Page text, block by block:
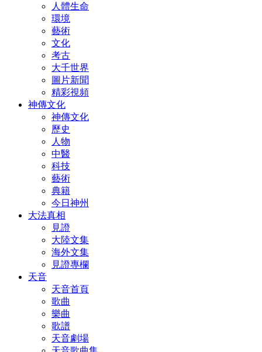
人體生命
環境
藝術
文化
考古
大千世界
圖片新聞
精彩視頻
神傳文化
神傳文化
歷史
人物
中醫
科技
藝術
典籍
今日神州
大法真相
見證
大陸文集
海外文集
見證專欄
天音
天音首頁
歌曲
樂曲
歌譜
天音劇場